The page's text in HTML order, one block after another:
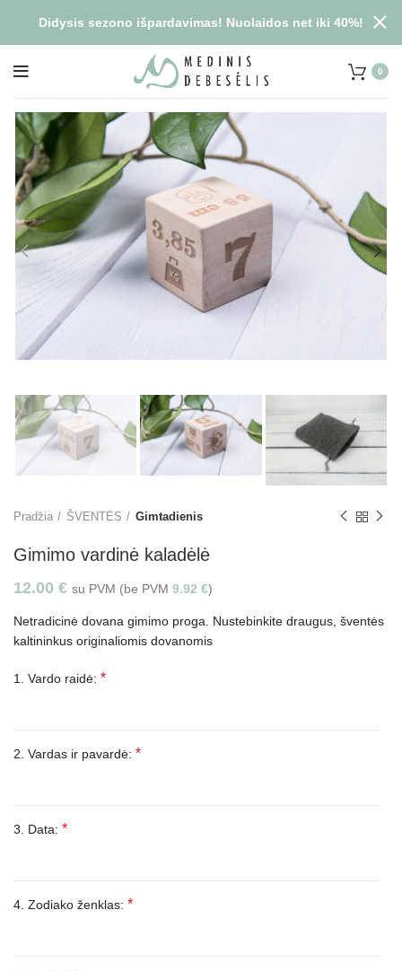
0
Pradžia ŠVENTĖS Gimtadienis
Gimimo vardinė kaladėlė
12.00 € su PVM (be PVM 9.92 €)
Netradicinė dovana gimimo proga. Nustebinkite draugus, šventės
kaltininkus originaliomis dovanomis
1. Vardo raidė: *
2. Vardas ir pavardė: *
3. Data: *
4. Zodiako ženklas: *
Didysis sezono išpardavimas! Nuolaidos net iki 40%!